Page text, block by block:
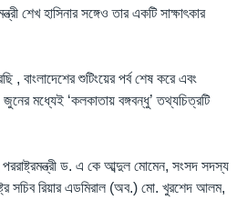
শেখ হাসিনার সঙ্গেও তার একটি সাক্ষাৎকার
, বাংলাদেশের শুটিংয়ের পর্ব শেষ করে এবং
মধ্যেই ‘কলকাতায় বঙ্গবন্ধু’ তথ্যচিত্রটি
ড. এ কে আব্দুল মোমেন, সংসদ সদস্য
সচিব রিয়ার এডমিরাল (অব.) মো. খুরশেদ আলম,